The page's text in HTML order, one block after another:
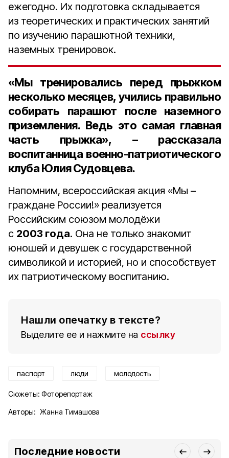
ежегодно. Их подготовка складывается
из теоретических и практических занятий
по изучению парашютной техники,
наземных тренировок.
«Мы тренировались перед прыжком
несколько месяцев, учились правильно
собирать парашют после наземного
приземления. Ведь это самая главная
часть прыжка», – рассказала
воспитанница военно-патриотического
клубаЮлия Судовцева.
Напомним, всероссийская акция «Мы –
граждане России!» реализуется
Российским союзом молодёжи
с 2003 года. Она не только знакомит
юношей и девушек с государственной
символикой и историей, но и способствует
их патриотическому воспитанию.
Нашли опечатку в тексте?
Выделите ее и нажмите на ссылку
паспорт люди молодость
Сюжеты: Фоторепортаж
Авторы: Жанна Тимашова
Последние новости